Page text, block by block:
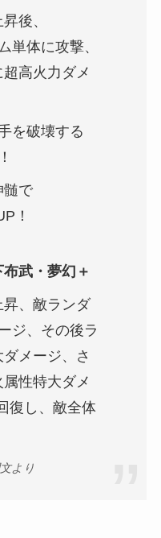
後、
単体に攻撃、
高火力ダメ
を破壊する
髄で
！
武・夢幻＋
、敵ランダ
ジ、その後ラ
メージ、さ
性特大ダメ
復し、敵全体
より